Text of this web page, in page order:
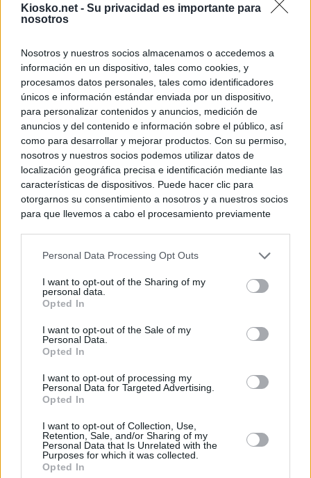
Kiosko.net - Su privacidad es importante para
nosotros
Nosotros y nuestros socios almacenamos o accedemos a
información en un dispositivo, tales como cookies, y
procesamos datos personales, tales como identificadores
únicos e información estándar enviada por un dispositivo,
para personalizar contenidos y anuncios, medición de
anuncios y del contenido e información sobre el público, así
como para desarrollar y mejorar productos. Con su permiso,
nosotros y nuestros socios podemos utilizar datos de
localización geográfica precisa e identificación mediante las
características de dispositivos. Puede hacer clic para
otorgarnos su consentimiento a nosotros y a nuestros socios
para que llevemos a cabo el procesamiento previamente
negar su consentimiento. Tenga en cuenta que algún
de su consentimiento, pero usted tiene el derecho de
rechazar tal procesamiento. Sus preferencias se aplicarán
cualquier momento entrando de nuevo en este sitio web o
visitando nuestra política de privacidad.
Personal Data Processing Opt Outs
I want to opt-out of the Sharing of my
personal data.
Opted In
I want to opt-out of the Sale of my
Personal Data.
Opted In
I want to opt-out of processing my
Personal Data for Targeted Advertising.
Opted In
I want to opt-out of Collection, Use,
Retention, Sale, and/or Sharing of my
Personal Data that Is Unrelated with the
Purposes for which it was collected.
Opted In